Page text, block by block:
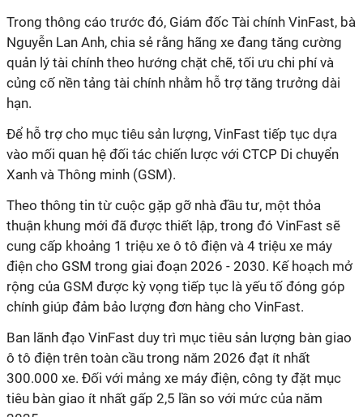
Trong thông cáo trước đó, Giám đốc Tài chính VinFast, bà
Nguyễn Lan Anh, chia sẻ rằng hãng xe đang tăng cường
quản lý tài chính theo hướng chặt chẽ, tối ưu chi phí và
củng cố nền tảng tài chính nhằm hỗ trợ tăng trưởng dài
hạn.
Để hỗ trợ cho mục tiêu sản lượng, VinFast tiếp tục dựa
vào mối quan hệ đối tác chiến lược với CTCP Di chuyển
Xanh và Thông minh (GSM).
Theo thông tin từ cuộc gặp gỡ nhà đầu tư, một thỏa
thuận khung mới đã được thiết lập, trong đó VinFast sẽ
cung cấp khoảng 1 triệu xe ô tô điện và 4 triệu xe máy
điện cho GSM trong giai đoạn 2026 - 2030. Kế hoạch mở
rộng của GSM được kỳ vọng tiếp tục là yếu tố đóng góp
chính giúp đảm bảo lượng đơn hàng cho VinFast.
Ban lãnh đạo VinFast duy trì mục tiêu sản lượng bàn giao
ô tô điện trên toàn cầu trong năm 2026 đạt ít nhất
300.000 xe. Đối với mảng xe máy điện, công ty đặt mục
tiêu bàn giao ít nhất gấp 2,5 lần so với mức của năm